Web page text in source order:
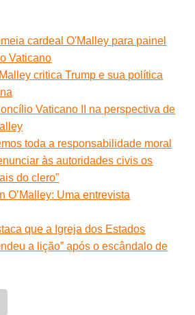
cardeal O'Malley para painel
Vaticano
critica Trump e sua política
Vaticano II na perspectiva de
toda a responsabilidade moral
às autoridades civis os
do clero”
O’Malley: Uma entrevista
que a Igreja dos Estados
a lição” após o escândalo de